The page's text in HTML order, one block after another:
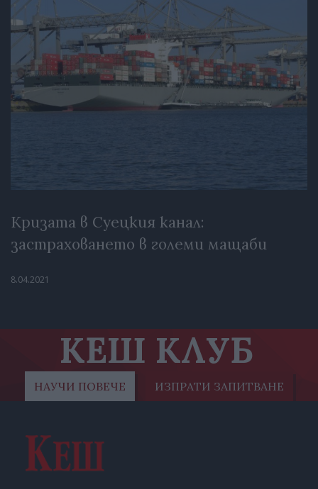
Кризата в Суецкия канал:
застраховането в големи мащаби
8.04.2021
КЕШ КЛУБ
НАУЧИ ПОВЕЧЕ ИЗПРАТИ ЗАПИТВАНЕ